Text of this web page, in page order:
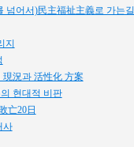
넘어서)民主福祉主義로 가는길
지
現況과 活性化 方案
현대적 비판
亡20日
사